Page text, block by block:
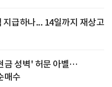
급하나... 14일까지 재상고
금 성벽' 허문 아벨…
매수